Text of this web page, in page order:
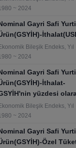
~ 2024
Gayri Safi
Bileşik Endeks, Yıl
~ 2024
Gayri Safi
İthalat-
yüzdesi
Bileşik Endeks, Yıl
~ 2024
Gayri Safi
Özel